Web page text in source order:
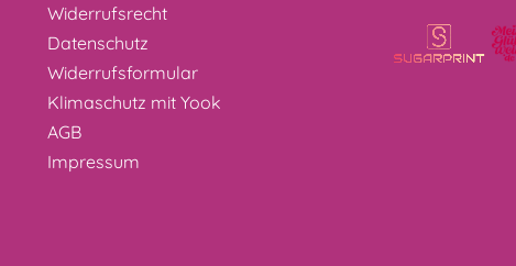
Widerrufsrecht
Datenschutz
Widerrufsformular
Klimaschutz mit Yook
AGB
Impressum